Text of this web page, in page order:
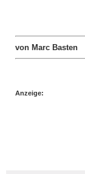
von Marc Basten
Anzeige: